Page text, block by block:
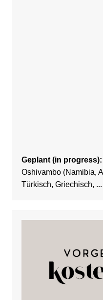
Geplant (in progress):
Oshivambo (Namibia,
Türkisch, Griechisch, ...